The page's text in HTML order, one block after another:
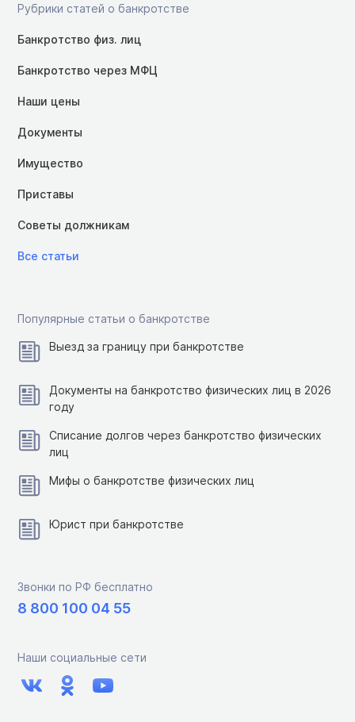
Рубрики статей о банкротстве
Банкротство физ. лиц
Банкротство через МФЦ
Наши цены
Документы
Имущество
Приставы
Советы должникам
Все статьи
Популярные статьи о банкротстве
Выезд за границу при банкротстве
Документы на банкротство физических лиц в 2026
году
Списание долгов через банкротство физических
лиц
Мифы о банкротстве физических лиц
Юрист при банкротстве
Звонки по РФ бесплатно
8 800 100 04 55
Наши социальные сети